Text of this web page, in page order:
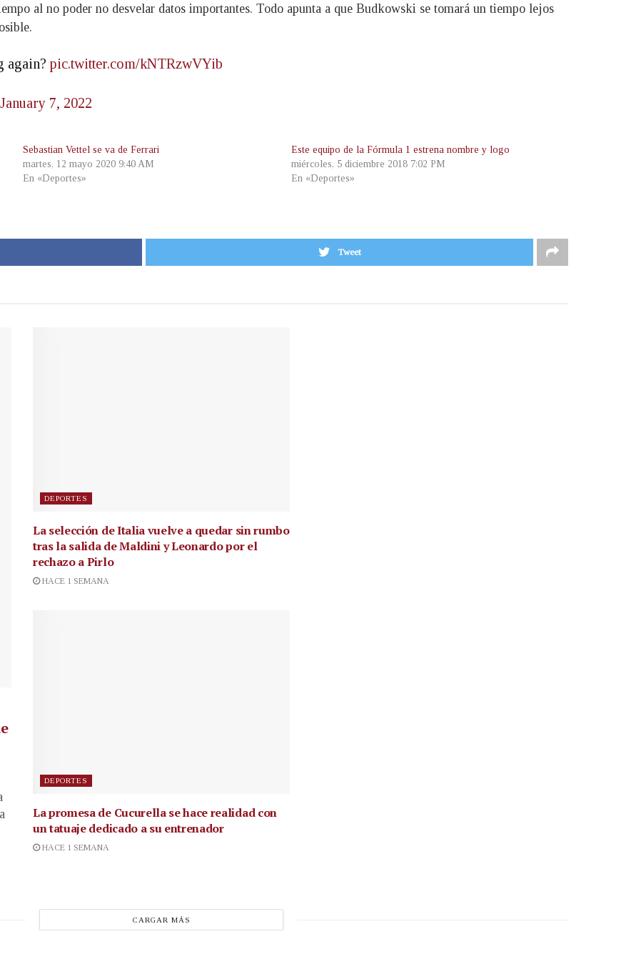
al no poder no desvelar datos importantes. Todo apunta a que Budkowski se tomará un tiempo lejos
again? pic.twitter.com/kNTRzwVYib
January 7, 2022
Sebastian Vettel se va de Ferrari
martes, 12 mayo 2020 9:40 AM
En «Deportes»
Este equipo de la Fórmula 1 estrena nombre y logo
miércoles, 5 diciembre 2018 7:02 PM
En «Deportes»
Tweet
DEPORTES
La selección de Italia vuelve a quedar sin rumbo
tras la salida de Maldini y Leonardo por el
rechazo a Pirlo
HACE 1 SEMANA
DEPORTES
La promesa de Cucurella se hace realidad con
un tatuaje dedicado a su entrenador
HACE 1 SEMANA
CARGAR MÁS